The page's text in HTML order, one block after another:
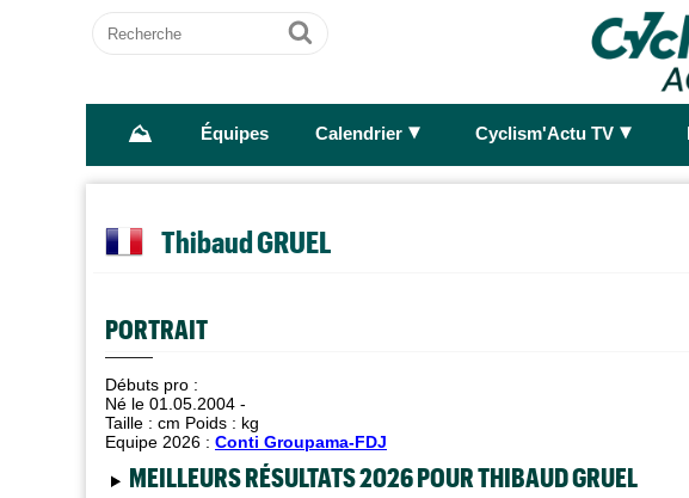
Recherche
Ok
⛰ Équipes Calendrier ► Cyclism'Actu TV ►
Thibaud GRUEL
PORTRAIT
Débuts pro :
Né le 01.05.2004 -
Taille : cm Poids : kg
Equipe 2026 : Conti Groupama-FDJ
MEILLEURS RÉSULTATS 2026 POUR THIBAUD GRUEL